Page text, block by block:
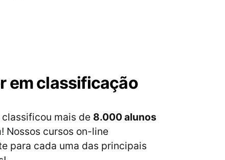
em classificação
mais de 8.000 alunos
Nossos cursos on-line
para cada uma das principais